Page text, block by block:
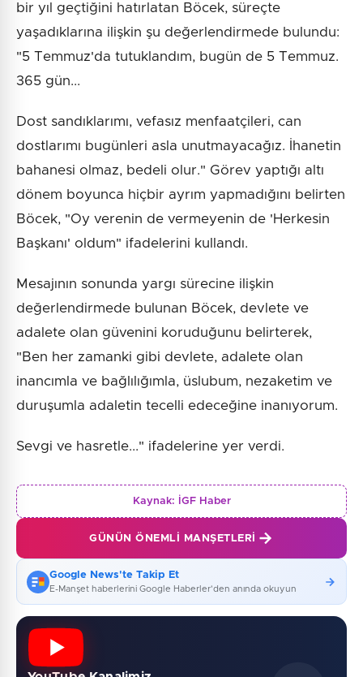
bir yıl geçtiğini hatırlatan Böcek, süreçte
yaşadıklarına ilişkin şu değerlendirmede bulundu:
"5 Temmuz'da tutuklandım, bugün de 5 Temmuz.
365 gün...
Dost sandıklarımı, vefasız menfaatçileri, can
dostlarımı bugünleri asla unutmayacağız. İhanetin
bahanesi olmaz, bedeli olur." Görev yaptığı altı
dönem boyunca hiçbir ayrım yapmadığını belirten
Böcek, "Oy verenin de vermeyenin de 'Herkesin
Başkanı' oldum" ifadelerini kullandı.
Mesajının sonunda yargı sürecine ilişkin
değerlendirmede bulunan Böcek, devlete ve
adalete olan güvenini koruduğunu belirterek,
"Ben her zamanki gibi devlete, adalete olan
inancımla ve bağlılığımla, üslubum, nezaketim ve
duruşumla adaletin tecelli edeceğine inanıyorum.
Sevgi ve hasretle..." ifadelerine yer verdi.
Kaynak: İGF Haber
GÜNÜN ÖNEMLI MANŞETLERI
Google News'te Takip Et
E-Manşet haberlerini Google Haberler'den anında okuyun